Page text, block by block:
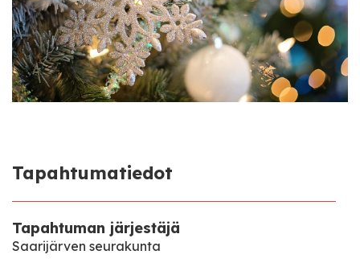
Tapahtumatiedot
Tapahtuman järjestäjä
Saarijärven seurakunta